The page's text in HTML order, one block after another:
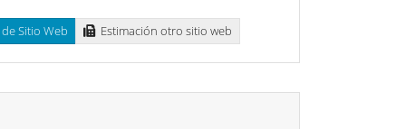
Sitio Web Estimación otro sitio web